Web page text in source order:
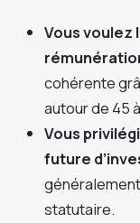
Vous
cohérente
autour de 45
Vous
future
statutaire.